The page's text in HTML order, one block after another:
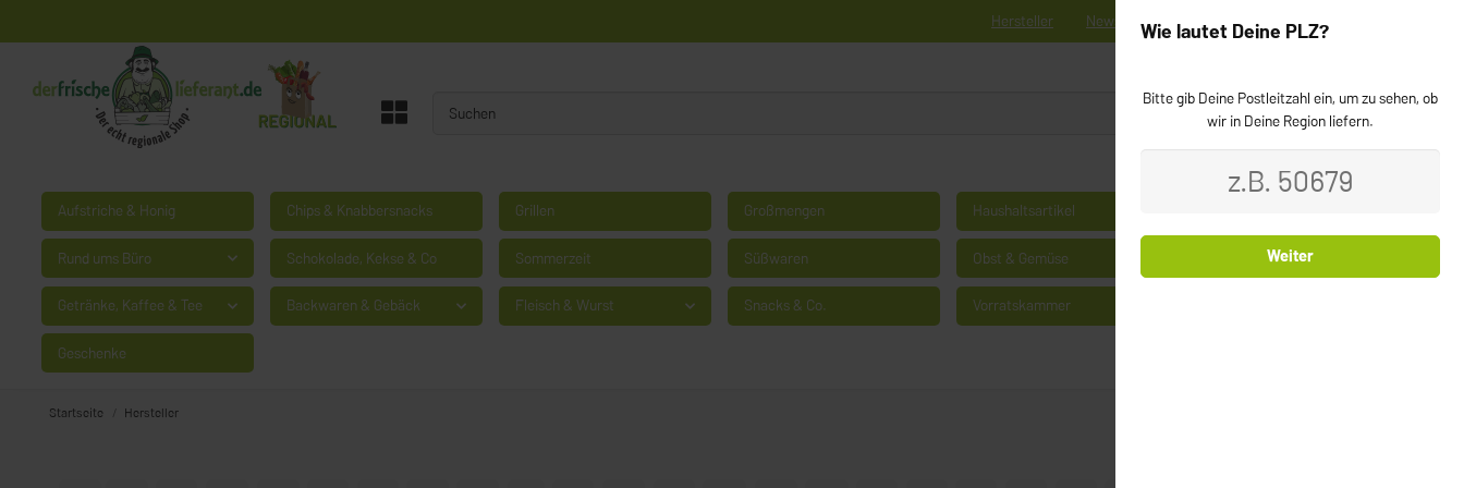
Hersteller News Registrieren Kontakt
0
Aufstriche & Honig Chips & Knabbersnacks Grillen Großmengen Haushaltsartikel
Rund ums Büro Schokolade, Kekse & Co Sommerzeit Süßwaren Obst & Gemüse Milchprodukte & Käse
Getränke, Kaffee & Tee Backwaren & Gebäck Fleisch & Wurst Snacks & Co. Vorratskammer
Geschenke
Startseite Hersteller
Wie lautet Deine PLZ?
Bitte gib Deine Postleitzahl ein, um zu sehen, ob
wir in Deine Region liefern.
Weiter